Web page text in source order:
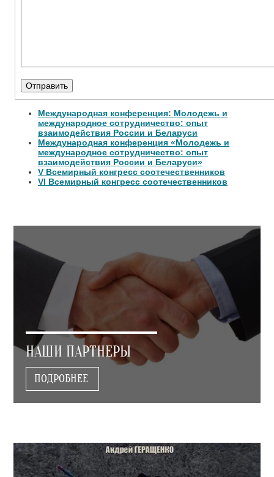
Международная конференция: Молодежь и
международное сотрудничество: опыт
взаимодействия России и Беларуси
Международная конференция «Молодежь и
международное сотрудничество: опыт
взаимодействия России и Беларуси»
V Всемирный конгресс соотечественников
VI Всемирный конгресс соотечественников
НАШИ ПАРТНЕРЫ
ПОДРОБНЕЕ